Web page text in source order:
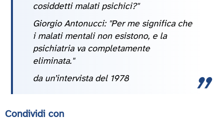
cosiddetti malati psichici?"
Giorgio Antonucci: "Per me significa che
i malati mentali non esistono, e la
psichiatria va completamente
eliminata."
da un’intervista del 1978
Condividi con